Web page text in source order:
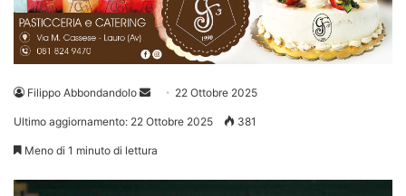
Filippo Abbondandolo
Invia 22 Ottobre 2025
Ultimo aggiornamento: 22 Ottobre 2025 381
Meno di 1 minuto di lettura